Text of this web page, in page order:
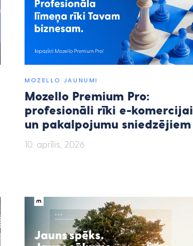
MOZELLO JAUNUMI
Mozello Premium Pro:
profesionāli rīki e-komercijai
un pakalpojumu sniedzējiem
10. aprīlis, 2026